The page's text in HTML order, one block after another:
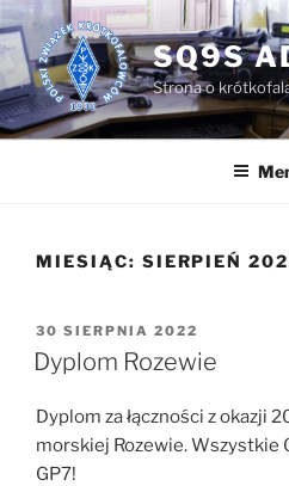
Przejdź
do
treści
SQ9S
Strona o
MIESIĄC: SIERPIEŃ
OPUBLIKOWANE
W
30 SIERPNIA 2022
Dyplom Rozewie
Dyplom za łączności z okazji
morskiej Rozewie. Wszystkie
GP7!